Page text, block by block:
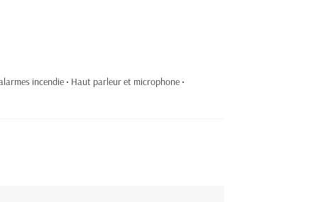
incendie • Haut parleur et microphone •